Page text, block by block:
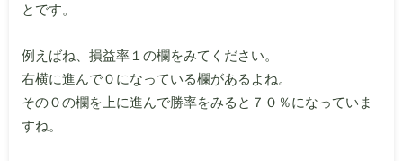
とです。
例えばね、損益率１の欄をみてください。
右横に進んで０になっている欄があるよね。
その０の欄を上に進んで勝率をみると７０％になっていま
すね。